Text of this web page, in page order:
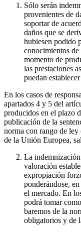
Sólo serán
provenientes de
soportar de
daños que se
hubiesen podido
conocimientos de
momento de
las prestaciones
puedan
En los casos de
apartados 4 y 5 del
producidos en el plazo
publicación de la
norma con rango de
de la Unión Europea,
La
valoración
expropiación
ponderándose,
el mercado. En
podrá tomar
baremos de la
obligatorios y de